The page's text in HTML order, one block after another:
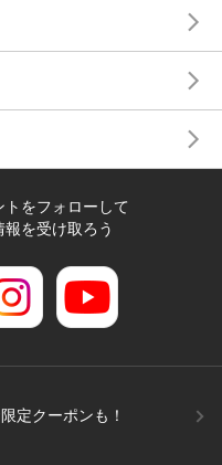
をフォローして
を受け取ろう
定クーポンも！